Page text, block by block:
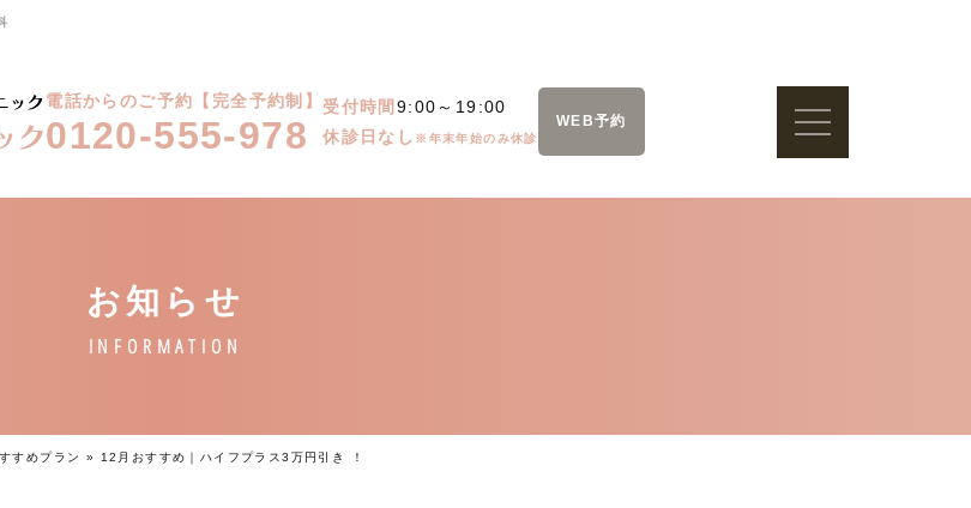
電話からのご予約【完全予約制】
0120-555-978
受付時間 9:00～19:00
休診日なし ※年末年始のみ休診
WEB予約
すめプラン » 12月おすすめ｜ハイフプラス3万円引き ！